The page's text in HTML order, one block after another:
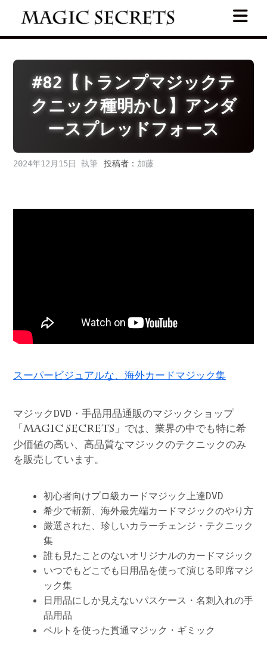
#82【トランプマジックテ
クニック種明かし】アンダ
ースプレッドフォース
2024年12月15日 投稿者： 加藤
スーパービジュアルな、海外カードマジック集
マジックDVD・手品用品通販のマジックショップ
「 MAGIC SECRETS 」では、業界の中でも特に希
少価値の高い、高品質なマジックのテクニックのみ
を販売しています。
初心者向けプロ級カードマジック上達DVD
希少で斬新、海外最先端カードマジックのやり方
厳選された、珍しいカラーチェンジ・テクニック
集
誰も見たことのないオリジナルのカードマジック
いつでもどこでも日用品を使って演じる即席マジ
ック集
日用品にしか見えないパスケース・名刺入れの手
品用品
ベルトを使った貫通マジック・ギミック